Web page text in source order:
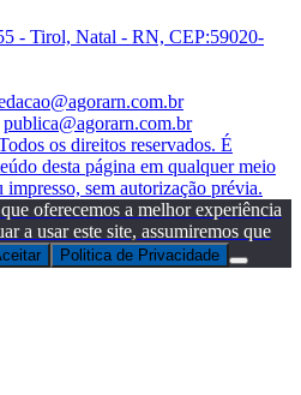
- Tirol, Natal - RN, CEP:59020-
publica@agorarn.com.br
os direitos reservados. É
desta página em qualquer meio
sem autorização prévia.
oferecemos a melhor experiência
a usar este site, assumiremos que
Politica de Privacidade